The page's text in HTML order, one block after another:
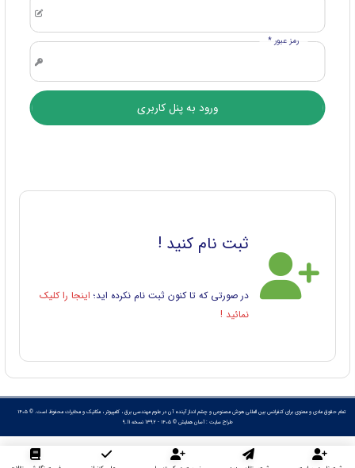
رمز عبور *
ثبت نام کنید !
در صورتی که تا کنون ثبت نام نکرده اید؛ اینجا را کلیک
نمائید !
تمام حقوق مادی و معنوی برای کنفرانس بین المللی هوش مصنوعی و چشم انداز آینده آن در علوم مهندسی برق ، کامپیوتر ، مکانیک و مخابرات محفوظ است. © ۱۴۰۵
طراح سایت :آسان همایش © ۱۴۰۵ - 1392 نسخه 9.11